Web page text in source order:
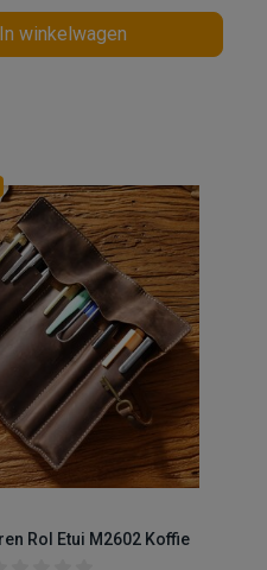
In winkelwagen
Rol Etui M2602 Koffie